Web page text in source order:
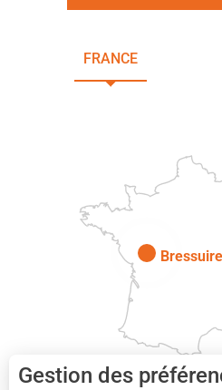
FRANCE
Bressuire
Gestion des